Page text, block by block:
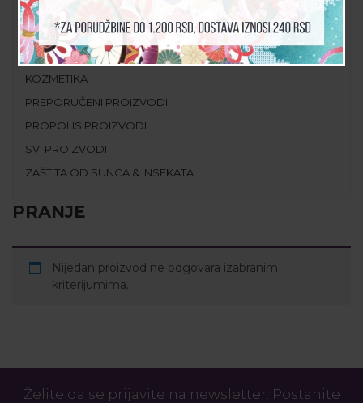
DODACI ISHRANI
GALA SET
GALAHEALTH
KOZMETIKA
PREPORUČENI PROIZVODI
PROPOLIS PROIZVODI
SVI PROIZVODI
ZAŠTITA OD SUNCA & INSEKATA
PRANJE
Nijedan proizvod ne odgovara izabranim
kriterijumima.
Želite da se prijavite na newsletter. Postanite